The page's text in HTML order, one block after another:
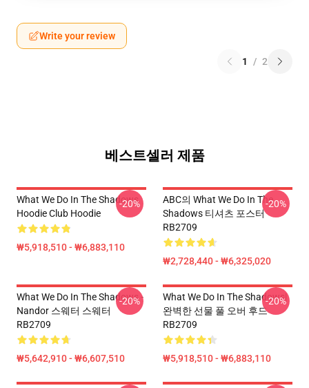
Write your review
1 / 2
베스트셀러 제품
What We Do In The Shadows
Hoodie Club Hoodie
₩5,918,510 - ₩6,883,110
-20%
ABC의 What We Do In The
Shadows 티셔츠 포스터
RB2709
₩2,728,440 - ₩6,325,020
-20%
What We Do In The Shadows -
Nandor 스웨터 스웨터
RB2709
₩5,642,910 - ₩6,607,510
-20%
What We Do In The Shadows|
완벽한 선물 풀 오버 후드
RB2709
₩5,918,510 - ₩6,883,110
-20%